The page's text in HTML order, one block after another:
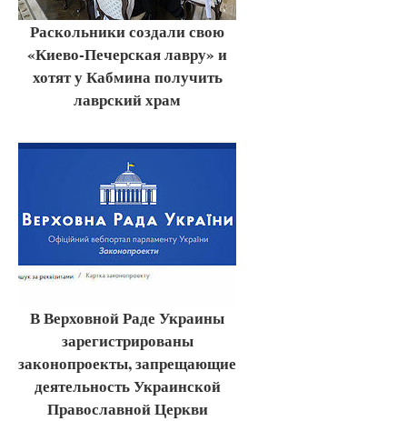
Раскольники создали свою
«Киево-Печерская лавру» и
хотят у Кабмина получить
лаврский храм
В Верховной Раде Украины
зарегистрированы
законопроекты, запрещающие
деятельность Украинской
Православной Церкви